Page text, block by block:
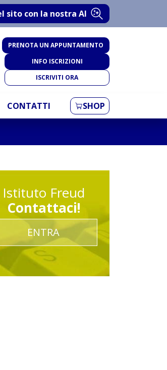
sito con la nostra AI
PRENOTA UN APPUNTAMENTO
INFO ISCRIZIONI
ISCRIVITI ORA
CONTATTI SHOP
Istituto Freud
Contattaci!
ENTRA